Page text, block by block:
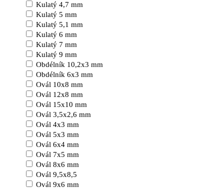
Kulatý 4,7 mm
Kulatý 5 mm
Kulatý 5,1 mm
Kulatý 6 mm
Kulatý 7 mm
Kulatý 9 mm
Obdélník 10,2x3 mm
Obdélník 6x3 mm
Ovál 10x8 mm
Ovál 12x8 mm
Ovál 15x10 mm
Ovál 3,5x2,6 mm
Ovál 4x3 mm
Ovál 5x3 mm
Ovál 6x4 mm
Ovál 7x5 mm
Ovál 8x6 mm
Ovál 9,5x8,5
Ovál 9x6 mm